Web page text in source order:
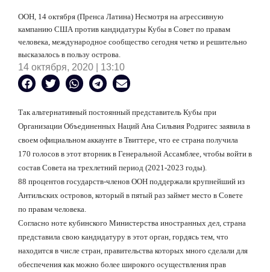
ООН, 14 октября (Пренса Латина) Несмотря на агрессивную
кампанию США против кандидатуры Кубы в Совет по правам
человека, международное сообщество сегодня четко и решительно
высказалось в пользу острова.
14 октября, 2020 | 13:10
Так альтернативный постоянный представитель Кубы при
Организации Объединенных Наций Ана Сильвия Родригес заявила в
своем официальном аккаунте в Твиттере, что ее страна получила
170 голосов в этот вторник в Генеральной Ассамблее, чтобы войти в
состав Совета на трехлетний период (2021-2023 годы).
88 процентов государств-членов ООН поддержали крупнейший из
Антильских островов, который в пятый раз займет место в Совете
по правам человека.
Согласно ноте кубинского Министерства иностранных дел, страна
представила свою кандидатуру в этот орган, гордясь тем, что
находится в числе стран, правительства которых много сделали для
обеспечения как можно более широкого осуществления прав